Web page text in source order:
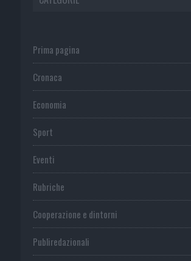
Prima pagina
Cronaca
Economia
Sport
Eventi
Rubriche
Cooperazione e dintorni
Publiredazionali